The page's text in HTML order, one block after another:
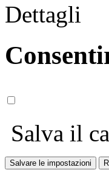
Dettagli
Salva il
Salvare le impostazioni